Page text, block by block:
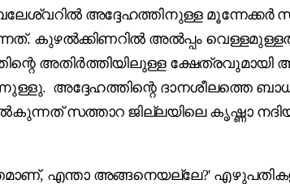
അദ്ദേഹത്തിനുള്ള മൂന്നേക്കർ
കുഴൽക്കിണറിൽ അൽപ്പം
അതിർത്തിയിലുള്ള ക്ഷേത്രവുമായി
അദ്ദേഹത്തിന്റെ ദാനശീലത്തെ
സത്താറ ജില്ലയിലെ കൃഷ്ണാ
എന്താ അങ്ങനെയല്ലേ?'